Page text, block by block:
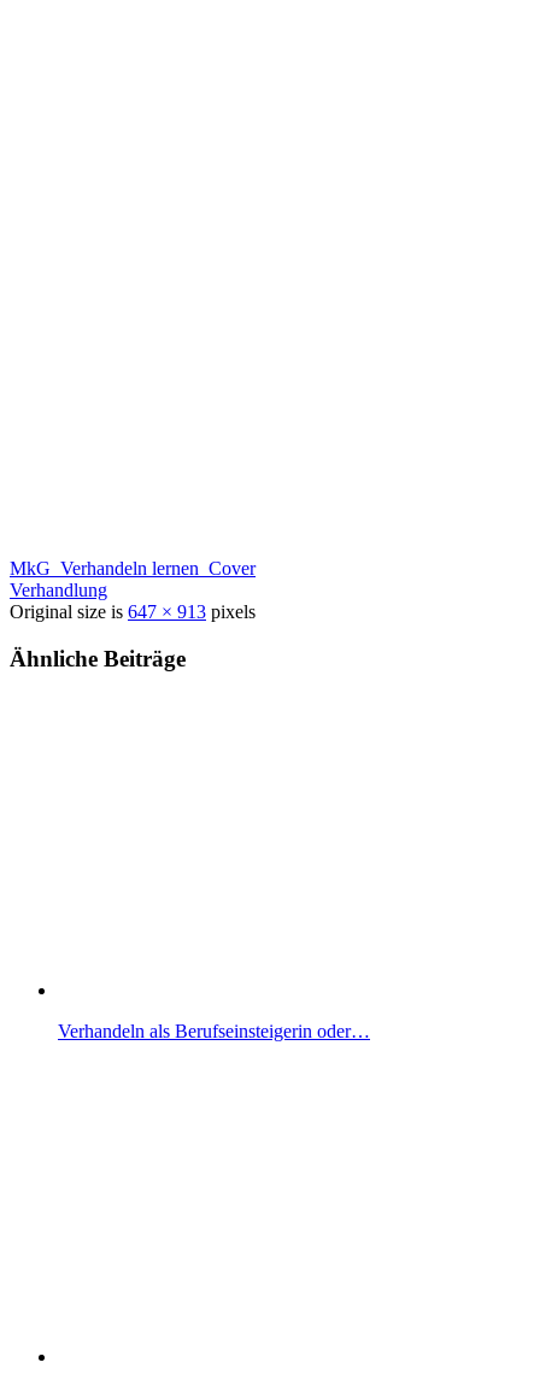
MkG_Verhandeln lernen_Cover
Verhandlung
Original size is 647 × 913 pixels
Ähnliche Beiträge
Verhandeln als Berufseinsteigerin oder…